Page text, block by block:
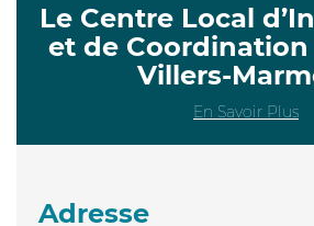
Le Centre Local
et de Coordination
Villers-
En Savoir Plus
Adresse